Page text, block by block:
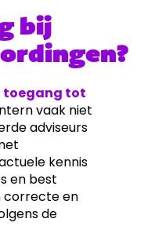
bij
toegang tot
vaak niet
adviseurs
kennis
en best
correcte en
de